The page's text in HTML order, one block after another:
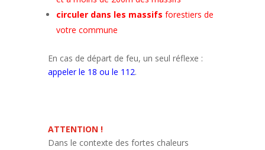
circuler dans les massifs forestiers de
votre commune
En cas de départ de feu, un seul réflexe :
appeler le 18 ou le 112.
ATTENTION !
Dans le contexte des fortes chaleurs